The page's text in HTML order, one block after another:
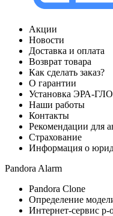
Акции
Новости
Доставка и оплата
Возврат товара
Как сделать заказ?
О гарантии
Установка ЭРА-
Наши работы
Контакты
Рекомендации для
Страхование
Информация о
Pandora Alarm
Pandora Clone
Определение
Интернет-сервис p-